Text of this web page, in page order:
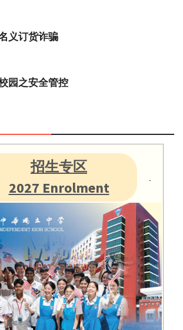
义订货诈骗
园之安全管控
招生专区
2027 Enrolment